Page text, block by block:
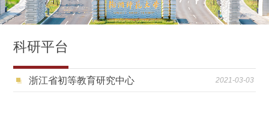
科研平台
浙江省初等教育研究中心 2021-03-03